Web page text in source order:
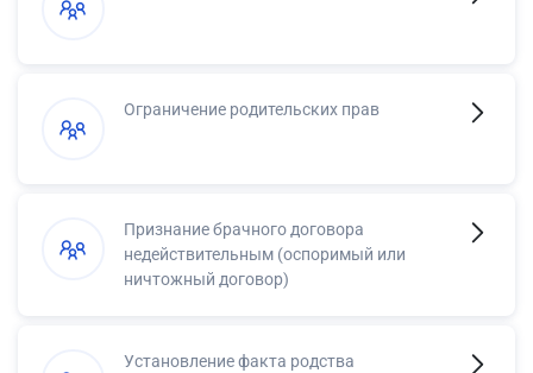
Ограничение родительских прав
Признание брачного договора
недействительным (оспоримый или
ничтожный договор)
Установление факта родства